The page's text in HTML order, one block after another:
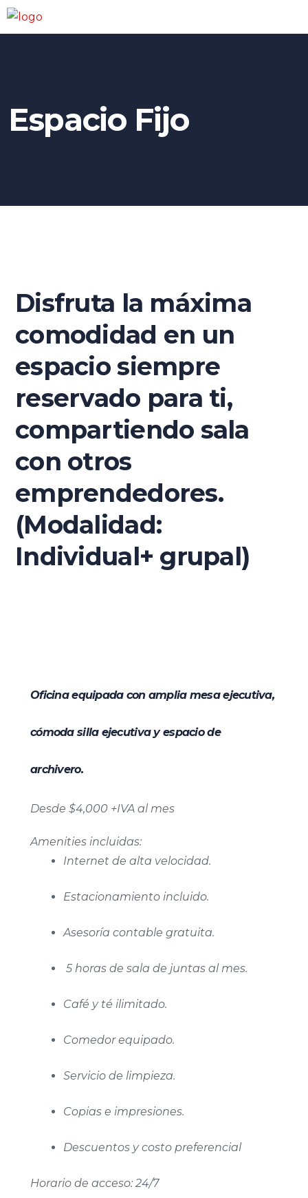
Espacio Fijo
Disfruta la máxima
comodidad en un
espacio siempre
reservado para ti,
compartiendo sala
con otros
emprendedores.
(Modalidad:
Individual+ grupal)
Oficina equipada con amplia mesa ejecutiva,
cómoda silla ejecutiva y espacio de
archivero.
Desde $4,000 +IVA al mes
Amenities incluidas:
Internet de alta velocidad.
Estacionamiento incluido.
Asesoría contable gratuita.
5 horas de sala de juntas al mes.
Café y té ilimitado.
Comedor equipado.
Servicio de limpieza.
Copias e impresiones.
Descuentos y costo preferencial
Horario de acceso: 24/7